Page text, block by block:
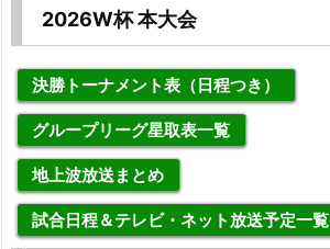
2026W杯 本大会
決勝トーナメント表（日程つき）
グループリーグ星取表一覧
地上波放送まとめ
試合日程＆テレビ・ネット放送予定一覧